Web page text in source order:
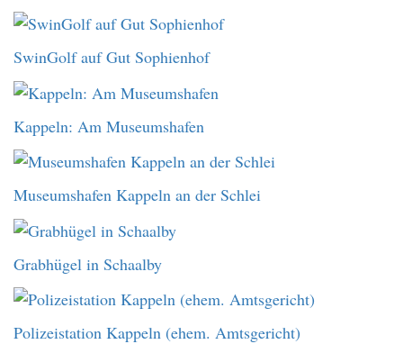
SwinGolf auf Gut Sophienhof
Kappeln: Am Museumshafen
Museumshafen Kappeln an der Schlei
Grabhügel in Schaalby
Polizeistation Kappeln (ehem. Amtsgericht)